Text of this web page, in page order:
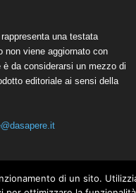
una testata
non viene aggiornato con
è da considerarsi un mezzo di
editoriale ai sensi della
di un sito.